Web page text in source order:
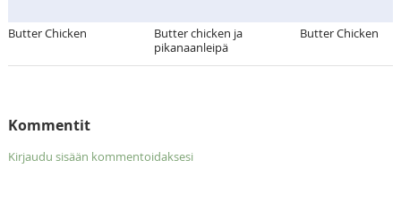
Butter Chicken
Butter chicken ja
pikanaanleipä
Butter Chicken
Kommentit
Kirjaudu sisään kommentoidaksesi